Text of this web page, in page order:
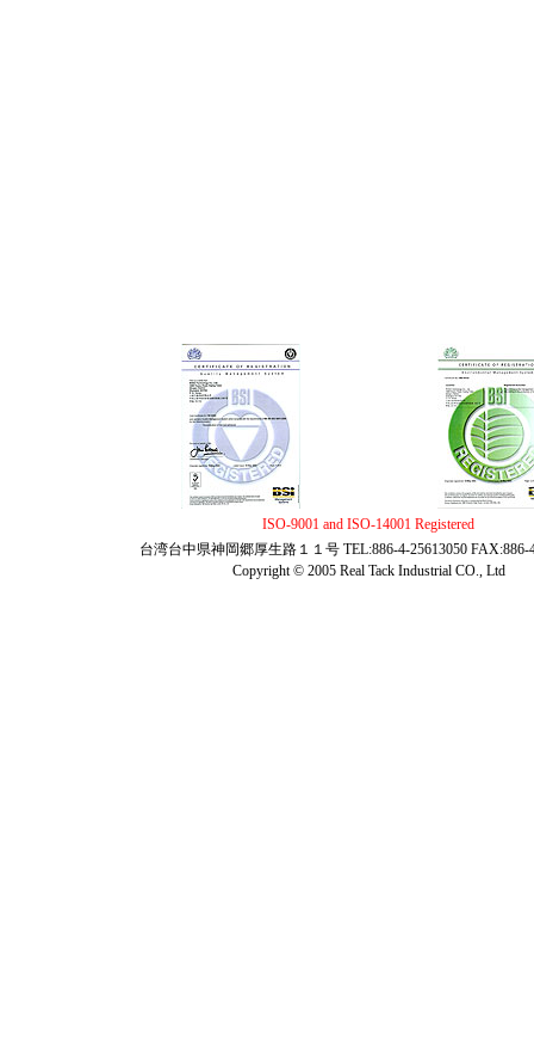
ISO-9001 and ISO-14001 Registered
台湾台中県神岡郷厚生路１１号 TEL:886-4-25613050 FAX:886-
Copyright © 2005 Real Tack Industrial CO., Ltd